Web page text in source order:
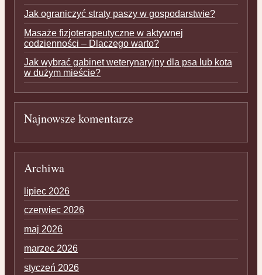
Jak ograniczyć straty paszy w gospodarstwie?
Masaże fizjoterapeutyczne w aktywnej
codzienności – Dlaczego warto?
Jak wybrać gabinet weterynaryjny dla psa lub kota
w dużym mieście?
Najnowsze komentarze
Archiwa
lipiec 2026
czerwiec 2026
maj 2026
marzec 2026
styczeń 2026